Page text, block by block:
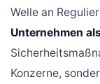
Welle an
Unternehmen
Konzerne,